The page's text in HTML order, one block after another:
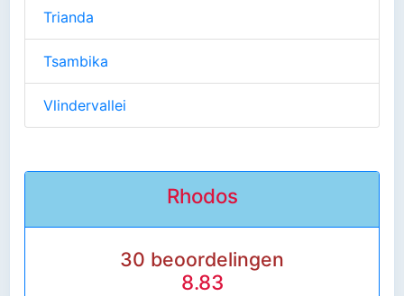
Trianda
Tsambika
Vlindervallei
Rhodos
30 beoordelingen
8.83